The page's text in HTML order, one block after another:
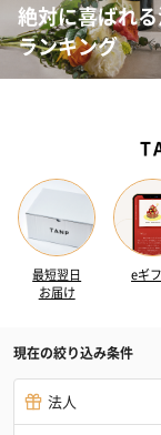
絶対に喜ばれ
ランキング
最短翌日
お届け
eギ
現在の絞り込み条件
法人